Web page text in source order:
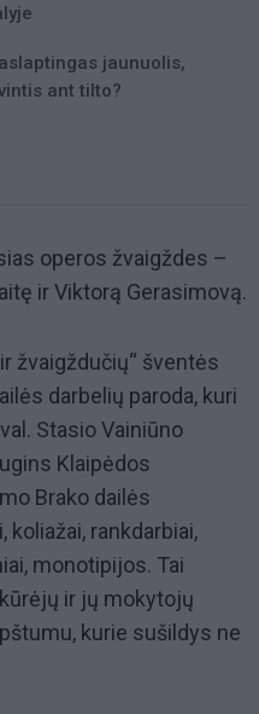
jaunuolis,
ant tilto?
operos žvaigždes –
ir Viktorą Gerasimovą.
žvaigždučių“ šventės
darbelių paroda, kuri
Stasio Vainiūno
Klaipėdos
Brako dailės
rankdarbiai,
monotipijos. Tai
ir jų mokytojų
kurie sušildys ne